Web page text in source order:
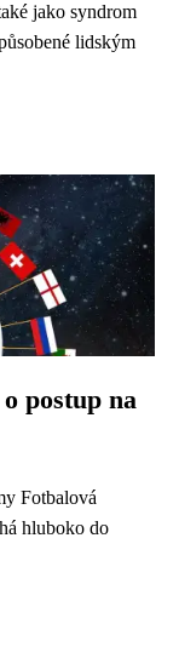
jako syndrom
lidským
postup na
Fotbalová
hluboko do